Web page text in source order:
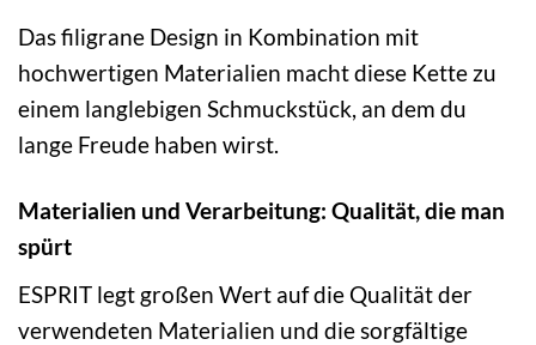
Das filigrane Design in Kombination mit
hochwertigen Materialien macht diese Kette zu
einem langlebigen Schmuckstück, an dem du
lange Freude haben wirst.
Materialien und Verarbeitung: Qualität, die man
spürt
ESPRIT legt großen Wert auf die Qualität der
verwendeten Materialien und die sorgfältige